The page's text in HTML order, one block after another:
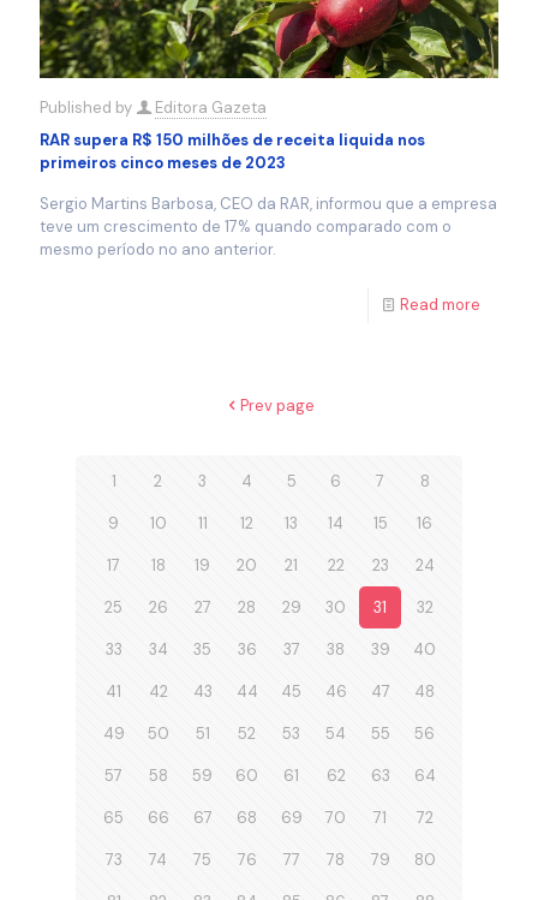
Published by
Editora Gazeta
RAR supera R$ 150 milhões de receita liquida nos
primeiros cinco meses de 2023
Sergio Martins Barbosa, CEO da RAR, informou que a empresa
teve um crescimento de 17% quando comparado com o
mesmo período no ano anterior.
Read more
Prev page
1 2 3 4 5 6 7 8
9 10 11 12 13 14 15 16
17 18 19 20 21 22 23 24
25 26 27 28 29 30 31 32
33 34 35 36 37 38 39 40
41 42 43 44 45 46 47 48
49 50 51 52 53 54 55 56
57 58 59 60 61 62 63 64
65 66 67 68 69 70 71 72
73 74 75 76 77 78 79 80